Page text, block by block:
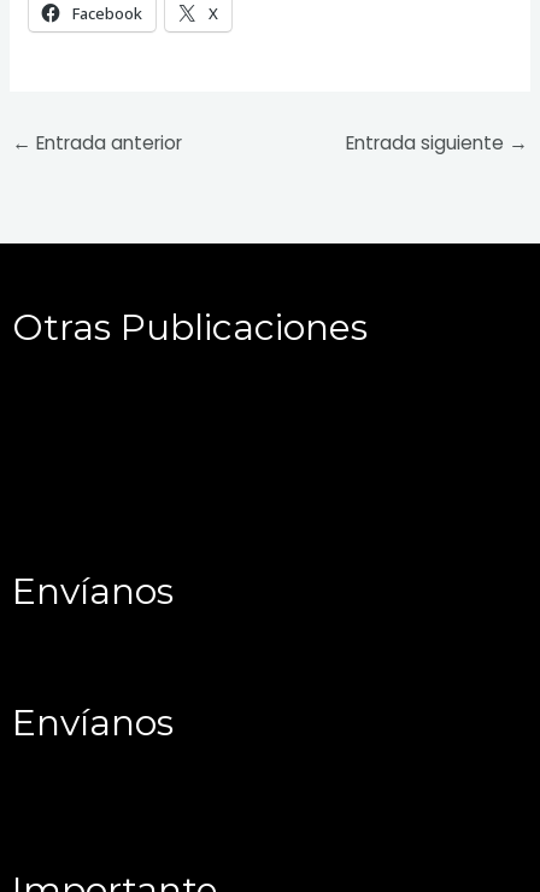
Facebook X
← Entrada anterior Entrada siguiente →
Otras Publicaciones
Envíanos
Envíanos